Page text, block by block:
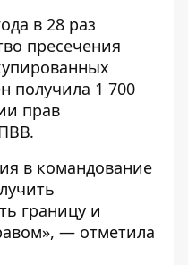
в 28 раз
пресечения
получила 1 700
прав
в командование
границу и
— отметила